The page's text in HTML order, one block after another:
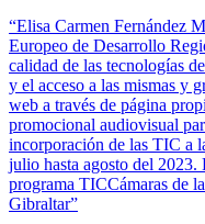
“Elisa Carmen Fernández
Europeo de Desarrollo
calidad de las tecnologías
y el acceso a las mismas y
web a través de página
promocional audiovisual
incorporación de las TIC a
julio hasta agosto del 2023.
programa TICCámaras de
Gibraltar”